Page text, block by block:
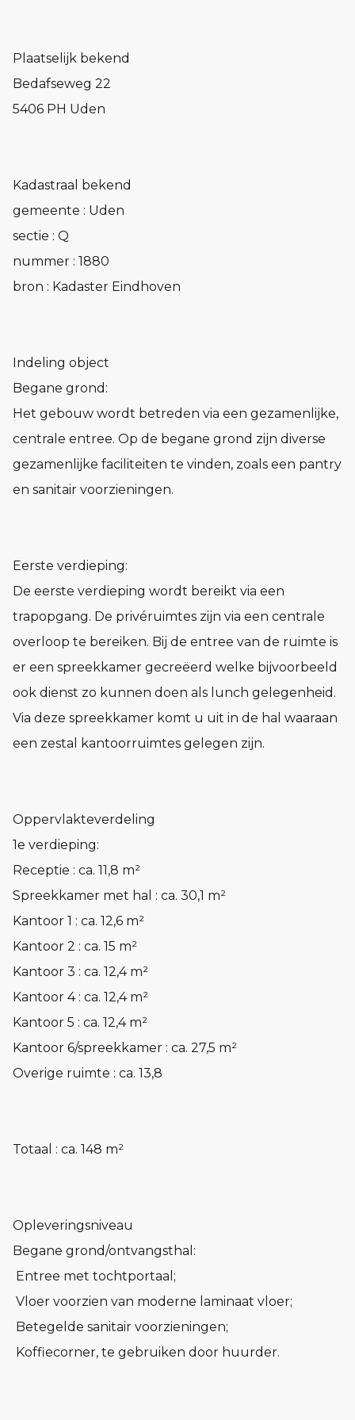
Plaatselijk bekend
Bedafseweg 22
5406 PH Uden
Kadastraal bekend
gemeente : Uden
sectie : Q
nummer : 1880
bron : Kadaster Eindhoven
Indeling object
Begane grond:
Het gebouw wordt betreden via een gezamenlijke,
centrale entree. Op de begane grond zijn diverse
gezamenlijke faciliteiten te vinden, zoals een pantry
en sanitair voorzieningen.
Eerste verdieping:
De eerste verdieping wordt bereikt via een
trapopgang. De privéruimtes zijn via een centrale
overloop te bereiken. Bij de entree van de ruimte is
er een spreekkamer gecreëerd welke bijvoorbeeld
ook dienst zo kunnen doen als lunch gelegenheid.
Via deze spreekkamer komt u uit in de hal waaraan
een zestal kantoorruimtes gelegen zijn.
Oppervlakteverdeling
1e verdieping:
Receptie : ca. 11,8 m²
Spreekkamer met hal : ca. 30,1 m²
Kantoor 1 : ca. 12,6 m²
Kantoor 2 : ca. 15 m²
Kantoor 3 : ca. 12,4 m²
Kantoor 4 : ca. 12,4 m²
Kantoor 5 : ca. 12,4 m²
Kantoor 6/spreekkamer : ca. 27,5 m²
Overige ruimte : ca. 13,8
Totaal : ca. 148 m²
Opleveringsniveau
Begane grond/ontvangsthal:
­ Entree met tochtportaal;
­ Vloer voorzien van moderne laminaat vloer;
­ Betegelde sanitair voorzieningen;
­ Koffiecorner, te gebruiken door huurder.